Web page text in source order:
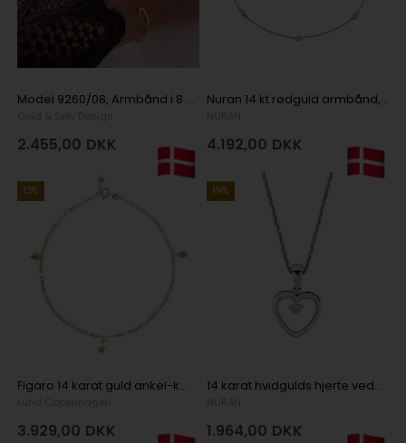
Model 9260/08, Armbånd i 8 karat guld fra Guld & Sølv Design 19 cmi 8 karat guld
2.455,00 DKK
Nuran 14 kt rødguld armbånd, diamonds med blank overflade, model B1002-0125-14G
4.192,00 DKK
13%
Figaro 14 karat guld ankel-kæde fra Lund
3.929,00 DKK
19%
14 karat hvidgulds hjerte vedhæng med 0,02 ct diamant
1.964,00 DKK